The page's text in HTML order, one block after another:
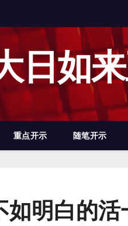
日如
重点开示 随笔开示
如明白的活